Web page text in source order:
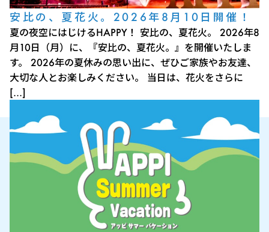
安比の、夏花火。2026年8月10日開催！
夏の夜空にはじけるHAPPY！ 安比の、夏花火。 2026年8
月10日（月）に、『安比の、夏花火。』を開催いたしま
す。 2026年の夏休みの思い出に、ぜひご家族やお友達、
大切な人とお楽しみください。 当日は、花火をさらに
[…]